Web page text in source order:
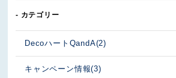
- カテゴリー
DecoハートQandA(2)
キャンペーン情報(3)